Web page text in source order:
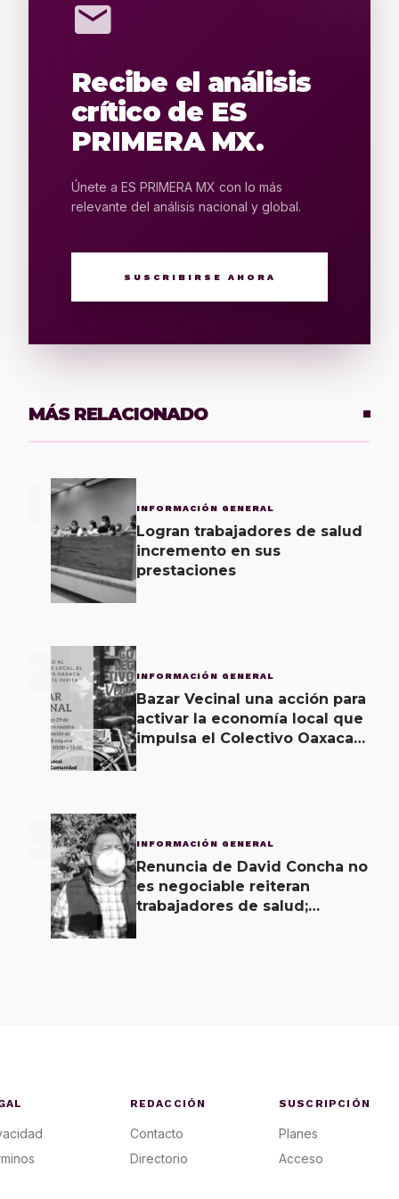
mail
Recibe el análisis
crítico de ES
PRIMERA MX.
Únete a ES PRIMERA MX con lo más
relevante del análisis nacional y global.
SUSCRIBIRSE AHORA
MÁS RELACIONADO
INFORMACIÓN GENERAL
Logran trabajadores de salud
incremento en sus
prestaciones
2 INFORMACIÓN GENERAL
Bazar Vecinal una acción para
activar la economía local que
impulsa el Colectivo Oaxaca
3 INFORMACIÓN GENERAL
Renuncia de David Concha no
es negociable reiteran
trabajadores de salud;
REDACCIÓN
Contacto
Directorio
SUSCRIPCIÓN
Planes
Acceso